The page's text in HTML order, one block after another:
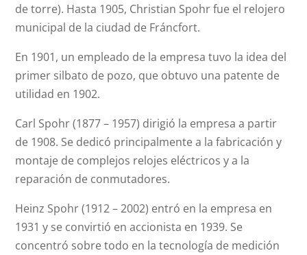
de torre). Hasta 1905, Christian Spohr fue el relojero
municipal de la ciudad de Fráncfort.
En 1901, un empleado de la empresa tuvo la idea del
primer silbato de pozo, que obtuvo una patente de
utilidad en 1902.
Carl Spohr (1877 – 1957) dirigió la empresa a partir
de 1908. Se dedicó principalmente a la fabricación y
montaje de complejos relojes eléctricos y a la
reparación de conmutadores.
Heinz Spohr (1912 – 2002) entró en la empresa en
1931 y se convirtió en accionista en 1939. Se
concentró sobre todo en la tecnología de medición